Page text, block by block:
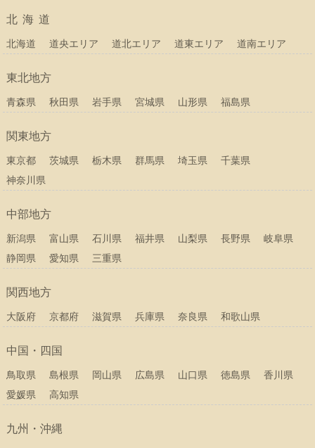
北海道
北海道 道央エリア 道北エリア 道東エリア 道南エリア
東北地方
青森県 秋田県 岩手県 宮城県 山形県 福島県
関東地方
東京都 茨城県 栃木県 群馬県 埼玉県
千葉県
神奈川県
中部地方
新潟県 富山県 石川県 福井県 山梨県 長野県
岐阜県
静岡県
愛知県 三重県
関西地方
大阪府 京都府 滋賀県 兵庫県 奈良県 和歌山県
中国・四国
鳥取県 島根県 岡山県 広島県 山口県 徳島県
香川県
愛媛県
高知県
九州・沖縄